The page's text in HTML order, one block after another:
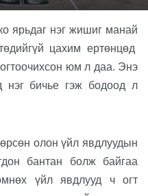
ярьдаг нэг жишиг манай
цахим ертөнцөд
юм л даа. Энэ
нэг бичье гэж бодоод л
олон үйл явдлуудын
бантан болж байгаа
үйл явдлууд ч огт